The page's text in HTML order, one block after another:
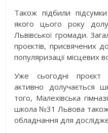
Також підбили
якого цього року
Львівської громади.
проєктів, присвячених
популяризації місцевих
Уже сьогодні
активно долучається
того, Малехівська
школа №31 Львова
обладнання для